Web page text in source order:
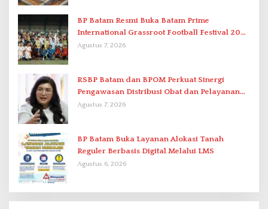
BP Batam Resmi Buka Batam Prime
International Grassroot Football Festival 2026
di Stadion Temenggung Abdul Jamal
Agustus 7, 2026
RSBP Batam dan BPOM Perkuat Sinergi
Pengawasan Distribusi Obat dan Pelayanan
Kefarmasian
Agustus 7, 2026
BP Batam Buka Layanan Alokasi Tanah
Reguler Berbasis Digital Melalui LMS
Agustus 6, 2026